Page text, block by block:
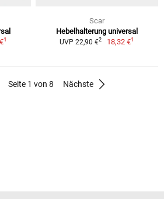
1
Scar
Hebelhalterung universal
UVP 22,90 €2 18,32 €1
Seite 1 von 8 Nächste